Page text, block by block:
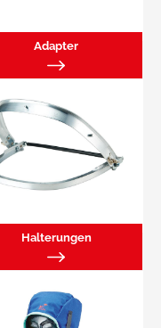
Adapter
Halterungen